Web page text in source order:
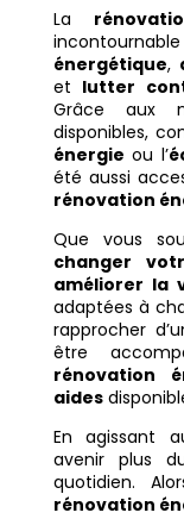
La
énergétique,
et lutter
Grâce aux
disponibles,
énergie ou l’
été aussi
rénovation
Que vous
changer
améliorer la
adaptées à
rapprocher
être
rénovation
aides
En agissant
avenir plus
quotidien.
rénovation